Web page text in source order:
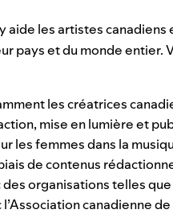
aide les artistes canadiens
pays et du monde entier.
les créatrices
mise en lumière et
les femmes dans la
de contenus
organisations telles que
canadienne